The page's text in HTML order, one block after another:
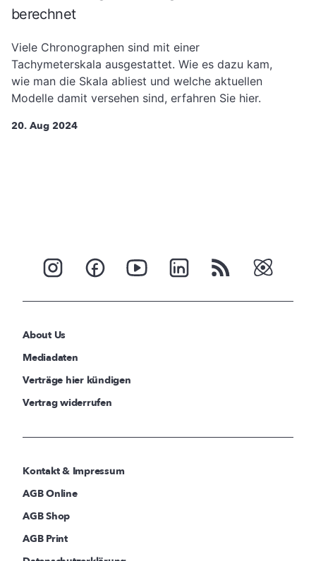
berechnet
Viele Chronographen sind mit einer
Tachymeterskala ausgestattet. Wie es dazu kam,
wie man die Skala abliest und welche aktuellen
Modelle damit versehen sind, erfahren Sie hier.
20. Aug 2024
About Us
Mediadaten
Verträge hier kündigen
Vertrag widerrufen
Kontakt & Impressum
AGB Online
AGB Shop
AGB Print